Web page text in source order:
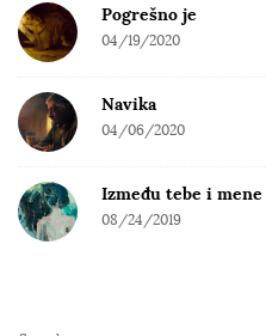
Pogrešno je
04/19/2020
Navika
04/06/2020
Između tebe i mene
08/24/2019